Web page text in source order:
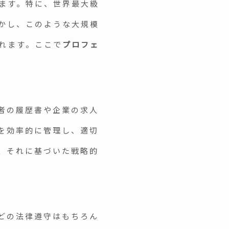
す。特に、世界最大級
し、このような大規模
ます。ここで プロフェ
の履歴書や企業の求人
効率的に管理し、適切
それに基づいた戦略的
の法律遵守はもちろん